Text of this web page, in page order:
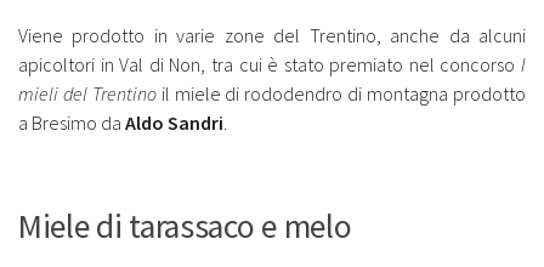
Viene prodotto in varie zone del Trentino, anche da alcuni
apicoltori in Val di Non, tra cui è stato premiato nel concorso I
mieli del Trentinoil miele di rododendro di montagna prodotto
a Bresimo da Aldo Sandri.
Miele di tarassaco e melo